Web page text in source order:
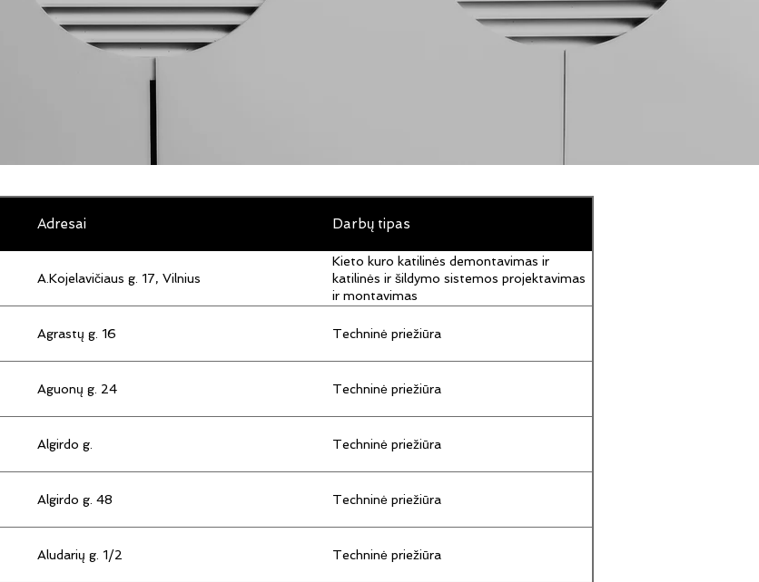
Adresai Darbų tipas
A.Kojelavičiaus g. 17, Vilnius
Kieto kuro katilinės demontavimas ir
katilinės ir šildymo sistemos projektavimas
ir montavimas
Agrastų g. 16 Techninė priežiūra
Aguonų g. 24 Techninė priežiūra
Algirdo g. Techninė priežiūra
Algirdo g. 48 Techninė priežiūra
Aludarių g. 1/2 Techninė priežiūra